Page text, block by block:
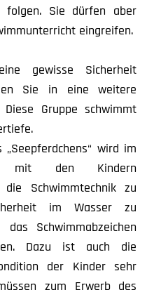
folgen. Sie dürfen aber
eingreifen.
gewisse Sicherheit
Sie in eine weitere
Diese Gruppe schwimmt
wird im
mit den Kindern
Schwimmtechnik zu
im Wasser zu
Schwimmabzeichen
Dazu ist auch die
der Kinder sehr
zum Erwerb des